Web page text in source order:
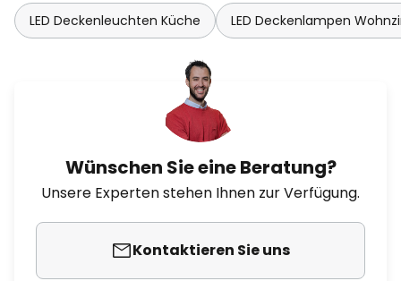
LED Deckenleuchten Küche LED Deckenlampen
Wünschen Sie eine Beratung?
Unsere Experten stehen Ihnen zur Verfügung.
Kontaktieren Sie uns